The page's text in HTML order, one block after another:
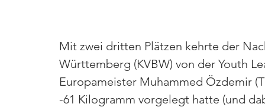
Mit zwei dritten Plätzen kehrte der
Württemberg (KVBW) von der Youth
Europameister Muhammed Özdemir
-61 Kilogramm vorgelegt hatte (und